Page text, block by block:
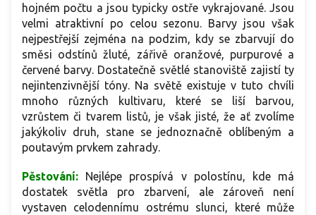
hojném počtu a jsou typicky ostře vykrajované. Jsou
velmi atraktivní po celou sezonu. Barvy jsou však
nejpestřejší zejména na podzim, kdy se zbarvují do
směsi odstínů žluté, zářivě oranžové, purpurové a
červené barvy. Dostatečně světlé stanoviště zajistí ty
nejintenzivnější tóny. Na světě existuje v tuto chvíli
mnoho různých kultivaru, které se liší barvou,
vzrůstem či tvarem listů, je však jisté, že ať zvolíme
jakýkoliv druh, stane se jednoznačně oblíbeným a
poutavým prvkem zahrady.
Pěstování: Nejlépe prospívá v polostínu, kde má
dostatek světla pro zbarvení, ale zároveň není
vystaven celodennímu ostrému slunci, které může